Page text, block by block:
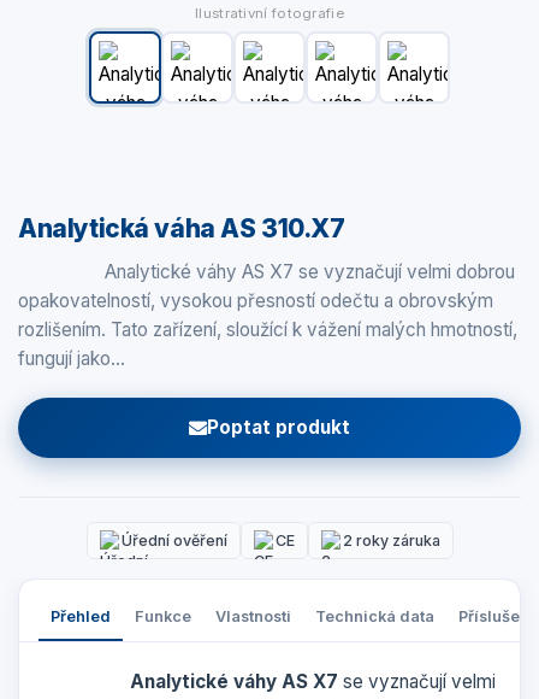
Ilustrativní fotografie
Analytická váha AS 310.X7
Analytické váhy AS X7 se vyznačují velmi dobrou
opakovatelností, vysokou přesností odečtu a obrovským
rozlišením. Tato zařízení, sloužící k vážení malých hmotností,
fungují jako…
Poptat produkt
Úřední ověření CE 2 roky záruka
Přehled Funkce Vlastnosti Technická data
Analytické váhy AS X7 se vyznačují velmi